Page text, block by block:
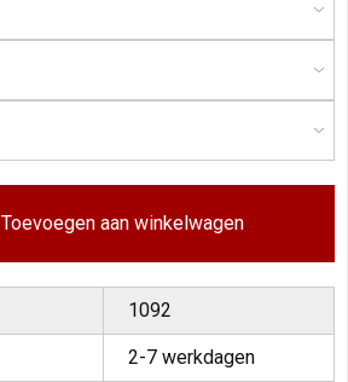
Toevoegen aan winkelwagen
1092
2-7 werkdagen